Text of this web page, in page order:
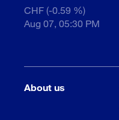
CHF (-0.59 %)
Aug 07, 05:30 PM
About us